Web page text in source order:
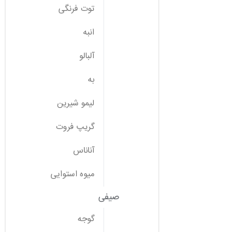
توت فرنگی
انبه
آلبالو
به
لیمو شیرین
گریپ فروت
آناناس
میوه استوایی
صیفی
گوجه